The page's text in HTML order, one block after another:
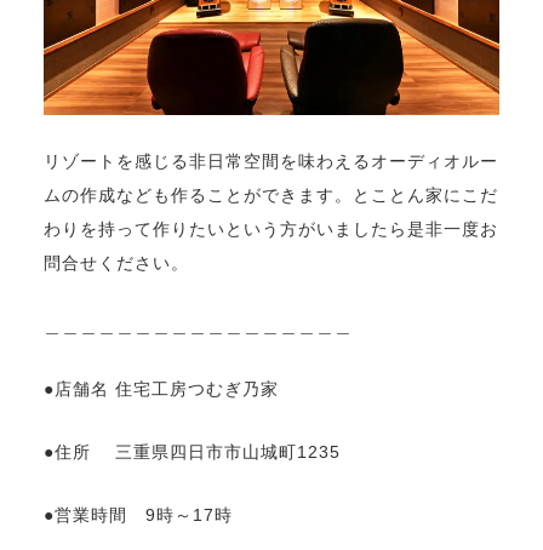
リゾートを感じる非日常空間を味わえるオーディオルー
ムの作成なども作ることができます。とことん家にこだ
わりを持って作りたいという方がいましたら是非一度お
問合せください。
●店舗名 住宅工房つむぎ乃家
●住所 三重県四日市市山城町1235
●営業時間 9時～17時